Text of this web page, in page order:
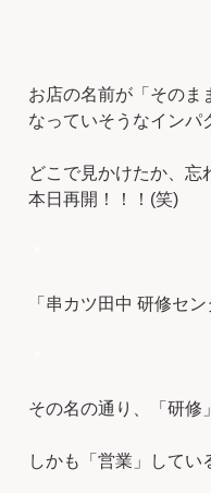
お店の名前が「そのま
なっていそうなインパ
どこで見かけたか、忘
本日再開！！！(笑)
「串カツ田中 研修セン
その名の通り、「研修
しかも「営業」してい